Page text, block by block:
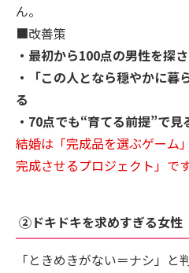
ん。
■改善策
・最初から100点の男性を探
・「この人となら穏やかに暮
る
・70点でも“育てる前提”で見
結婚は「完成品を選ぶゲーム
完成させるプロジェクト」です
②ドキドキを求めすぎる女
「ときめきがない＝ナシ」と